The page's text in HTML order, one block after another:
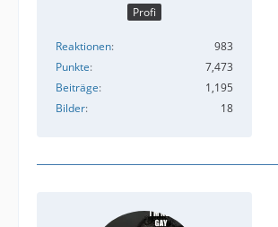
Profi
Reaktionen
983
Punkte
7,473
Beiträge
1,195
Bilder
18